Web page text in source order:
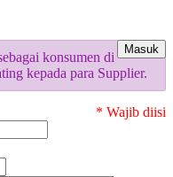
Masuk
konsumen di
kepada para Supplier.
* Wajib diisi